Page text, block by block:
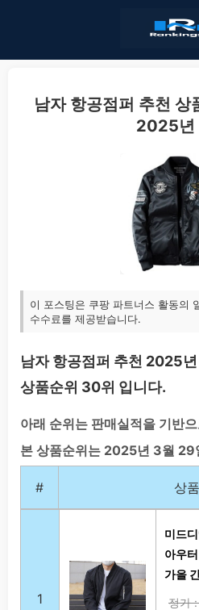
남자 항공점퍼 추천 상
2025년
이 포스팅은 쿠팡 파트너스 활동의
수수료를 제공받습니다.
남자 항공점퍼 추천 2025
상품순위 30위 입니다.
아래 순위는 판매실적을 기반
본 상품순위는 2025년 3월 29
# 상
1
미드
아우
가을
정가